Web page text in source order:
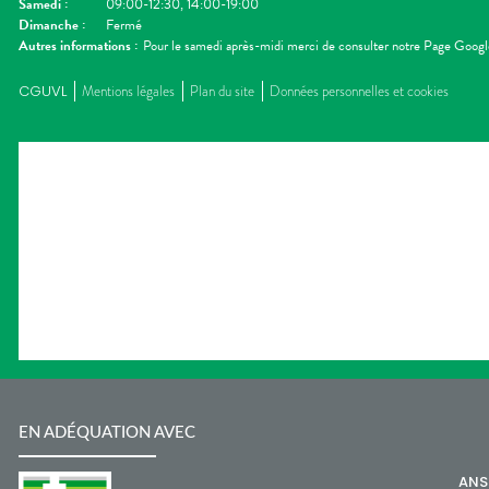
Samedi :
09:00-12:30, 14:00-19:00
Dimanche :
Fermé
Autres informations : Pour le samedi après-midi merci de consulter notre Page
CGUVL Mentions légales Plan du site Données personnelles et cookies
EN ADÉQUATION AVEC